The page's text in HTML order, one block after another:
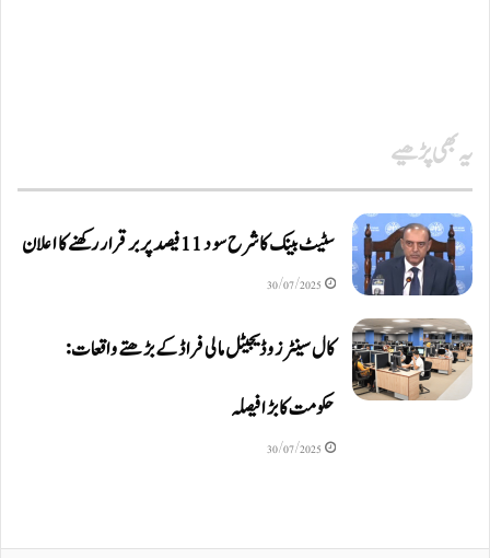
یہ بھی پڑھیے
سٹیٹ بینک کا شرح سود 11 فیصد پر برقرار رکھنے کا اعلان
30/07/2025
کال سینٹرز و ڈیجیٹل مالی فراڈ کے بڑھتے واقعات:
حکومت کا بڑا فیصلہ
30/07/2025